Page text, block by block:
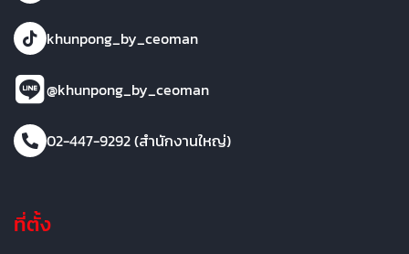
khunpong_by_ceoman
@khunpong_by_ceoman
02-447-9292 (สำนักงานใหญ่)
ที่ตั้ง